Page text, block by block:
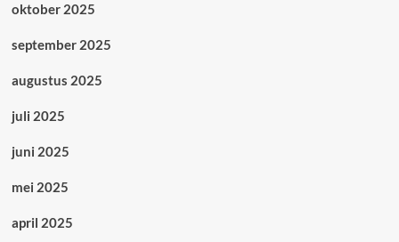
oktober 2025
september 2025
augustus 2025
juli 2025
juni 2025
mei 2025
april 2025